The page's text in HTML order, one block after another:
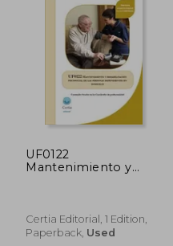
32,09 €
UF0122
Mantenimiento y
dependientes en el
domicilio
Certia Editorial, 1 Edition,
Paperback, Used